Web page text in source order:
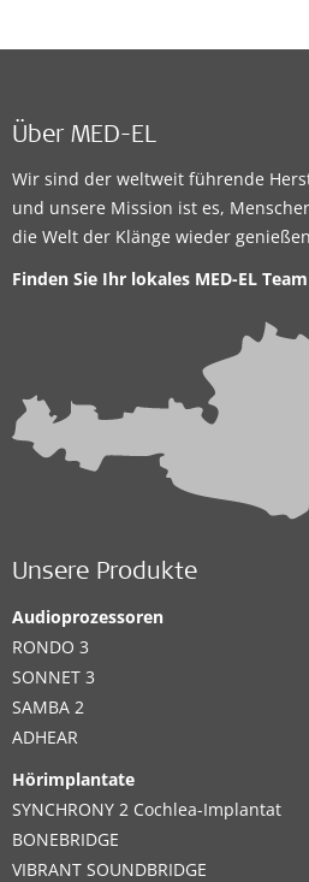
Über MED-EL
Wir sind der weltweit führende
und unsere Mission ist es,
die Welt der Klänge wieder
Finden Sie Ihr lokales MED-EL Team
Unsere Produkte
Audioprozessoren
RONDO 3
SONNET 3
SAMBA 2
ADHEAR
Hörimplantate
SYNCHRONY 2 Cochlea-Implantat
BONEBRIDGE
VIBRANT SOUNDBRIDGE